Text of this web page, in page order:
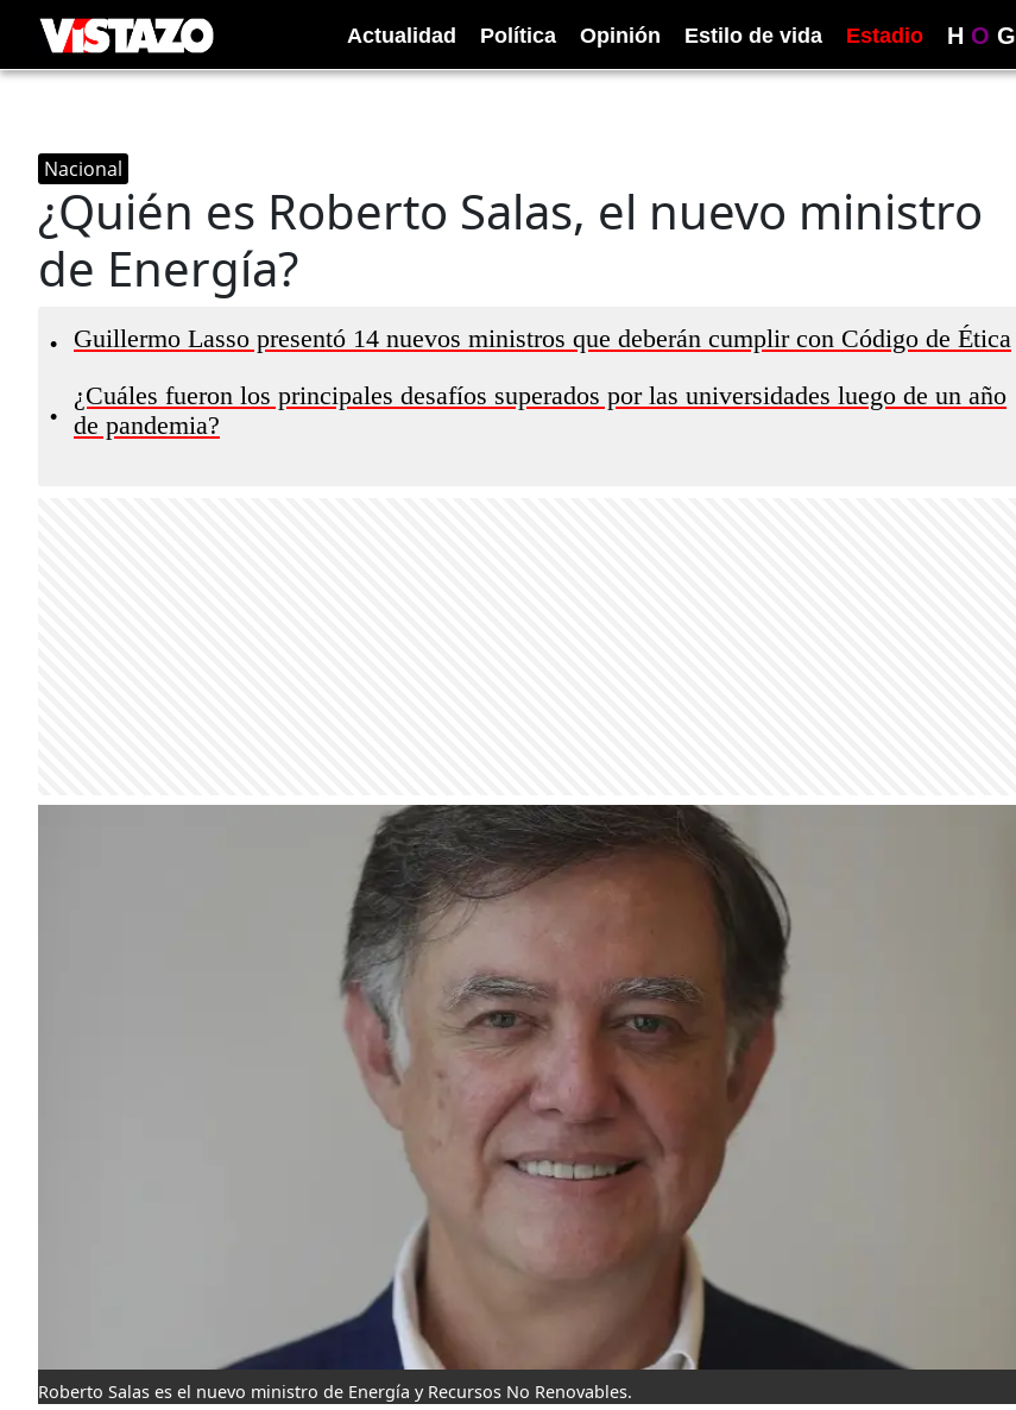
Actualidad Política Opinión Estilo de vida Estadio H O G
Nacional
¿Quién es Roberto Salas, el nuevo ministro
de Energía?
• Guillermo Lasso presentó 14 nuevos ministros que deberán cumplir con Código de Ética
•
¿Cuáles fueron los principales desafíos superados por las universidades luego de un año
de pandemia?
Roberto Salas es el nuevo ministro de Energía y Recursos No Renovables.